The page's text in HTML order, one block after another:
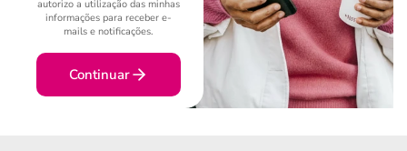
autorizo a utilização das minhas
informações para receber e-
mails e notificações.
Continuar